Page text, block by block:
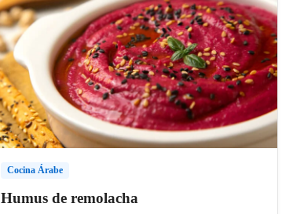
Cocina Árabe
Humus de remolacha